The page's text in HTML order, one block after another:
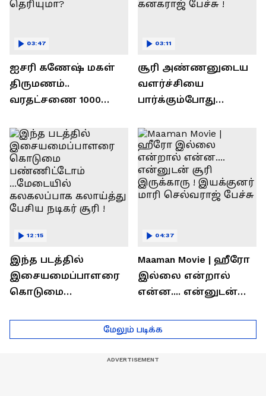
ஐசரி கணேஷ் மகள்
திருமணம்..
வரதட்சணை 1000
ரொக்கம் எவ்வளவு
தெரியுமா?
03:47
சூரி அண்ணனுடைய
வளர்ச்சியை
பார்க்கும்போது
இருக்கிறது !
லோகேஷ் கனகராஜ்
பேச்சு !
03:11
இந்த படத்தில்
இசையமைப்பாளரை
கொடுமை
...மேடையில்
கலகலப்பாக
12:15
Maaman Movie | ஹீரோ
இல்லை என்றால்
என்ன.... என்னுடன்
இயக்குனர் மாரி
செல்வராஜ் பேச்சு
04:37
மேலும் படிக்க